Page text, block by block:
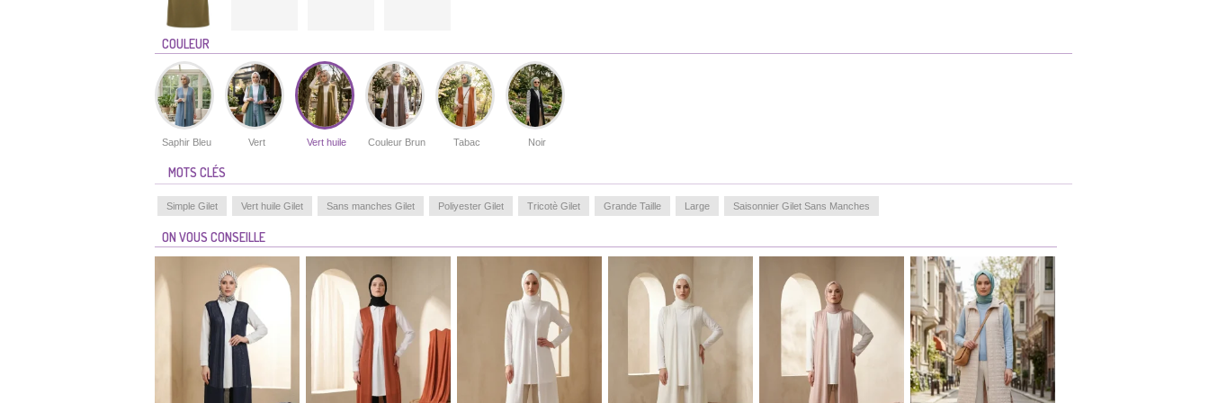
COULEUR
Saphir Bleu Vert Vert huile Couleur Brun Tabac Noir
MOTS CLÉS
Simple Gilet Vert huile Gilet Sans manches Gilet Poliyester Gilet Tricotè Gilet Grande Taille Large Saisonnier Gilet Sans Manches
ON VOUS CONSEILLE